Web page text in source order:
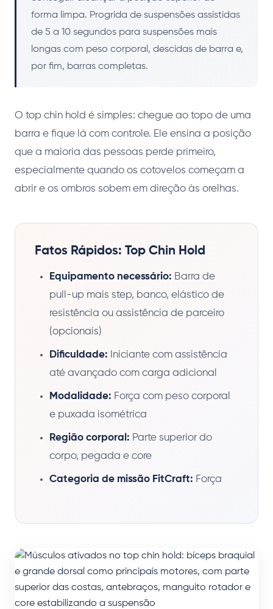
forma limpa. Progrida de suspensões assistidas
de 5 a 10 segundos para suspensões mais
longas com peso corporal, descidas de barra e,
por fim, barras completas.
O top chin hold é simples: chegue ao topo de uma
barra e fique lá com controle. Ele ensina a posição
que a maioria das pessoas perde primeiro,
especialmente quando os cotovelos começam a
abrir e os ombros sobem em direção às orelhas.
Fatos Rápidos: Top Chin Hold
Equipamento necessário: Barra de
pull-up mais step, banco, elástico de
resistência ou assistência de parceiro
(opcionais)
Dificuldade: Iniciante com assistência
até avançado com carga adicional
Modalidade: Força com peso corporal
e puxada isométrica
Região corporal: Parte superior do
corpo, pegada e core
Categoria de missão FitCraft: Força